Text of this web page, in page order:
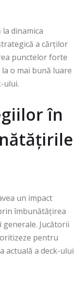
dinamica
a cărților
punctelor forte
o mai bună luare
ului.
în
un impact
îmbunătățirea
Jucătorii
pentru
actuală a deck-ului